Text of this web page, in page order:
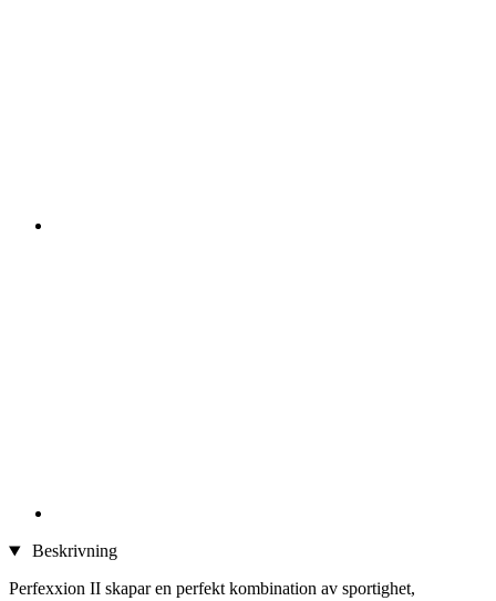
Beskrivning
Perfexxion II skapar en perfekt kombination av sportighet,